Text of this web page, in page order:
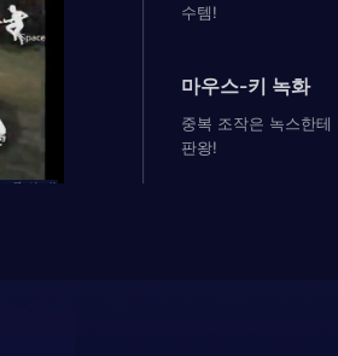
수템!
마우스-키 녹화
중복 조작은 녹스한
판왕!